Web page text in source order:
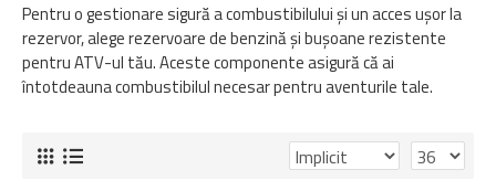
Pentru o gestionare sigură a combustibilului și un acces ușor la
rezervor, alege rezervoare de benzină și bușoane rezistente
pentru ATV-ul tău. Aceste componente asigură că ai
întotdeauna combustibilul necesar pentru aventurile tale.